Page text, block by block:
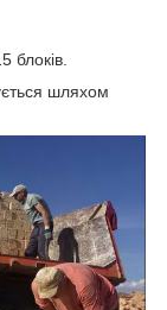
блоків.
шляхом